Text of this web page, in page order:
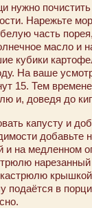
нужно
Нарежьте
часть
масло и
кубики
На ваше
15. Тем
и, доведя до
капусту и
добавьте
на медленном
подаётся в